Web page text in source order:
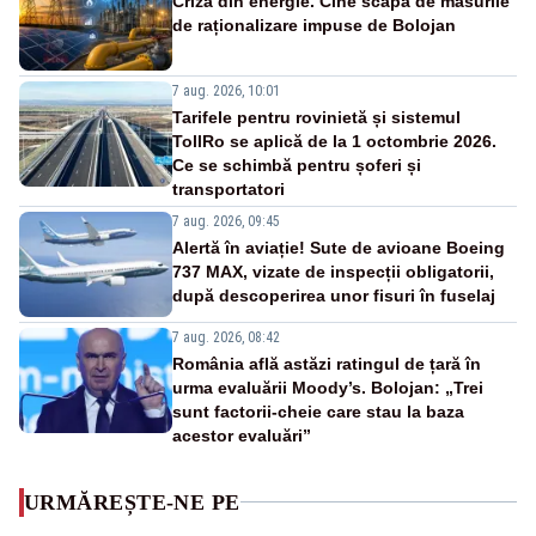
de raționalizare impuse de Bolojan
7 aug. 2026, 10:01
Tarifele pentru rovinietă și sistemul
TollRo se aplică de la 1 octombrie 2026.
Ce se schimbă pentru șoferi și
transportatori
7 aug. 2026, 09:45
Alertă în aviație! Sute de avioane Boeing
737 MAX, vizate de inspecții obligatorii,
după descoperirea unor fisuri în fuselaj
7 aug. 2026, 08:42
România află astăzi ratingul de țară în
urma evaluării Moody’s. Bolojan: „Trei
sunt factorii-cheie care stau la baza
acestor evaluări”
URMĂREȘTE-NE PE